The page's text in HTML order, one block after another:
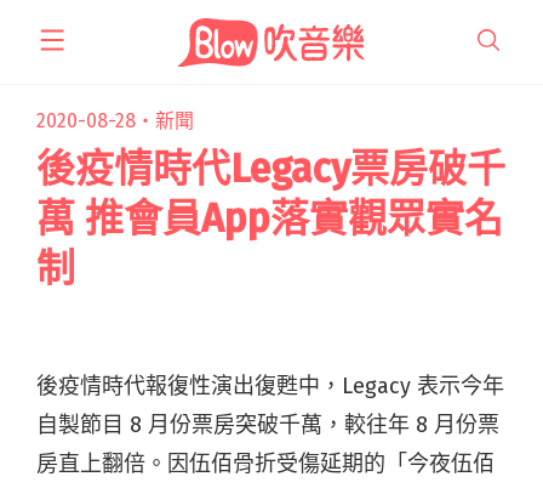
2020-08-28・ 新聞
後疫情時代Legacy票房破千
萬 推會員App落實觀眾實名
制
後疫情時代報復性演出復甦中，Legacy 表示今年
自製節目 8 月份票房突破千萬，較往年 8 月份票
房直上翻倍。因伍佰骨折受傷延期的「今夜伍佰